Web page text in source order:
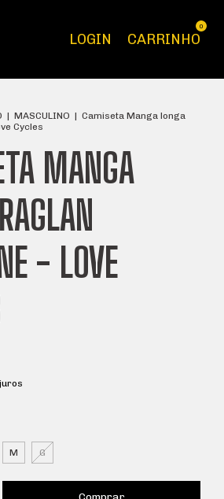
LOGIN CARRINHO
0
| MASCULINO | Camiseta Manga longa
Cycles
MANGA
- LOVE
M G